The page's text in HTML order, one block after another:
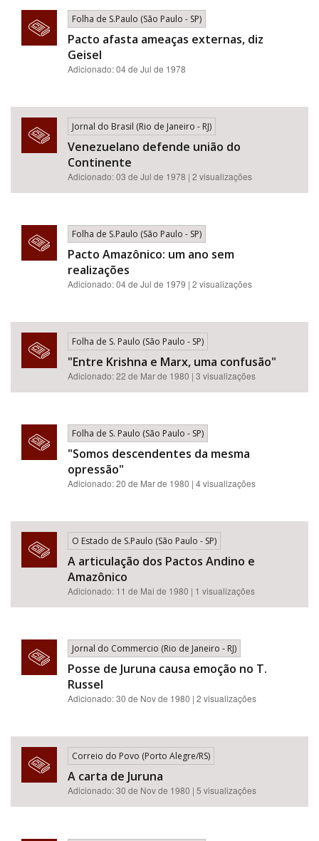
Folha de S.Paulo (São Paulo - SP)
Pacto afasta ameaças externas, diz
Geisel
Adicionado: 04 de Jul de 1978
Jornal do Brasil (Rio de Janeiro - RJ)
Venezuelano defende união do
Continente
Adicionado: 03 de Jul de 1978 | 2 visualizações
Folha de S.Paulo (São Paulo - SP)
Pacto Amazônico: um ano sem
realizações
Adicionado: 04 de Jul de 1979 | 2 visualizações
Folha de S. Paulo (São Paulo - SP)
"Entre Krishna e Marx, uma confusão"
Adicionado: 22 de Mar de 1980 | 3 visualizações
Folha de S. Paulo (São Paulo - SP)
"Somos descendentes da mesma
opressão"
Adicionado: 20 de Mar de 1980 | 4 visualizações
O Estado de S.Paulo (São Paulo - SP)
A articulação dos Pactos Andino e
Amazônico
Adicionado: 11 de Mai de 1980 | 1 visualizações
Jornal do Commercio (Rio de Janeiro - RJ)
Posse de Juruna causa emoção no T.
Russel
Adicionado: 30 de Nov de 1980 | 2 visualizações
Correio do Povo (Porto Alegre/RS)
A carta de Juruna
Adicionado: 30 de Nov de 1980 | 5 visualizações